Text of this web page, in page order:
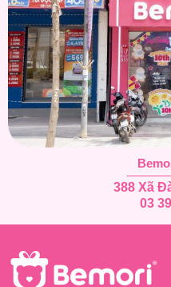
388 Xã
03